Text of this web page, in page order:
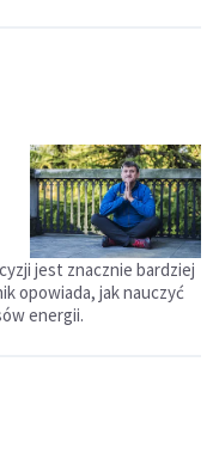
jest znacznie bardziej
opowiada, jak nauczyć
energii.